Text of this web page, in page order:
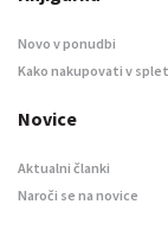
Novo v ponudbi
Kako nakupovati v
Novice
Aktualni članki
Naroči se na novice